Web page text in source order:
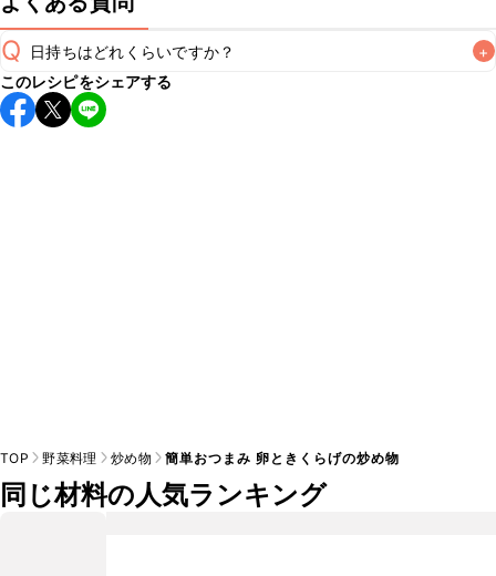
Q 日持ちはどれくらいですか？ +
保存期間は冷蔵で翌日中が目安です。なるべくお早めにお召
し上がりください。
このレシピをシェアする
TOP 野菜料理 炒め物 簡単おつまみ 卵ときくらげの炒め物
同じ材料の人気ランキング